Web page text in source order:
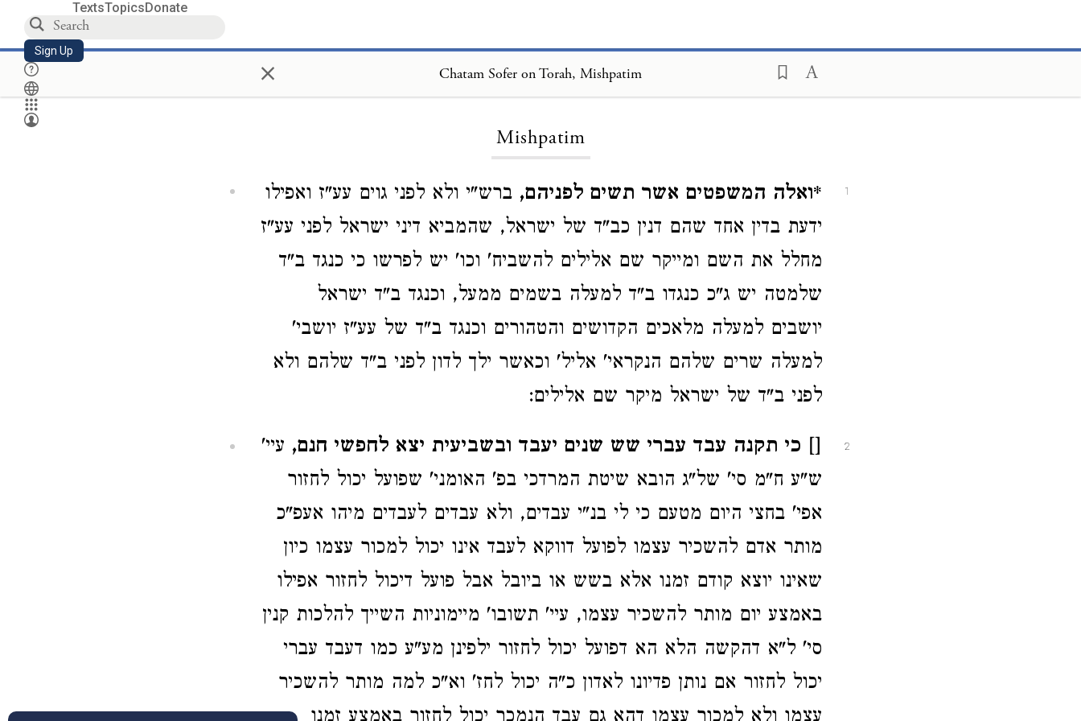
TextsTopicsDonate
Sign Up × Chatam Sofer on Torah, Mishpatim
Mishpatim
1 *ואלה המשפטים אשר תשים לפניהם, ברש"י ולא לפני גוים עע"ז ואפילו
ידעת בדין אחד שהם דנין כב"ד של ישראל, שהמביא דיני ישראל לפני עע"ז
מחלל את השם ומייקר שם אלילים להשביח' וכו' יש לפרשו כי כנגד ב"ד
שלמטה יש ג"כ כנגדו ב"ד למעלה בשמים ממעל, וכנגד ב"ד ישראל
יושבים למעלה מלאכים הקדושים והטהורים וכנגד ב"ד של עע"ז יושבי'
למעלה שרים שלהם הנקראי' אליל' וכאשר ילך לדון לפני ב"ד שלהם ולא
לפני ב"ד של ישראל מיקר שם אלילים:
2 [] כי תקנה עבד עברי שש שנים יעבד ובשביעית יצא לחפשי חנם, עיי'
ש"ע ח"מ סי' של"ג הובא שיטת המרדכי בפ' האומני' שפועל יכול לחזור
אפי' בחצי היום מטעם כי לי בנ"י עבדים, ולא עבדים לעבדים מיהו אעפ"כ
מותר אדם להשכיר עצמו לפועל דווקא לעבד אינו יכול למכור עצמו כיון
שאינו יוצא קודם זמנו אלא בשש או ביובל אבל פועל דיכול לחזור אפילו
באמצע יום מותר להשכיר עצמו, עיי' תשובו' מיימוניות השייך להלכות קנין
סי' ל"א דהקשה הלא הא דפועל יכול לחזור ילפינן מע"ע כמו דעבד עברי
יכול לחזור אם נותן פדיונו לאדון כ"ה יכול לחז' וא"כ למה מותר להשכיר